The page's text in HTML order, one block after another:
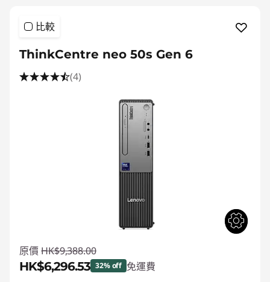
比較
ThinkCentre neo 50s Gen 6
(4)
原價 HK$9,388.00
HK$6,296.53 32% off 免運費